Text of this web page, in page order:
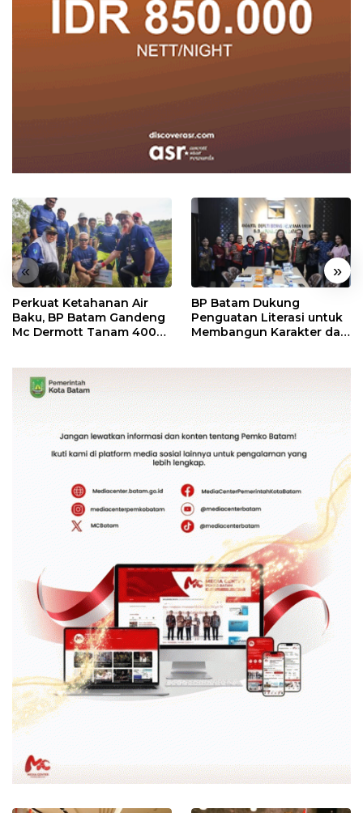
« »
Perkuat Ketahanan Air
Baku, BP Batam Gandeng
Mc Dermott Tanam 400
BP Batam Dukung
Penguatan Literasi untuk
Membangun Karakter dan